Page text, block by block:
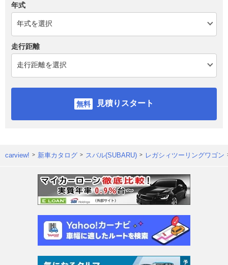
年式
走行距離
見積りスタート
carview! 新車カタログ スバル(SUBARU) レガシィツーリングワゴン